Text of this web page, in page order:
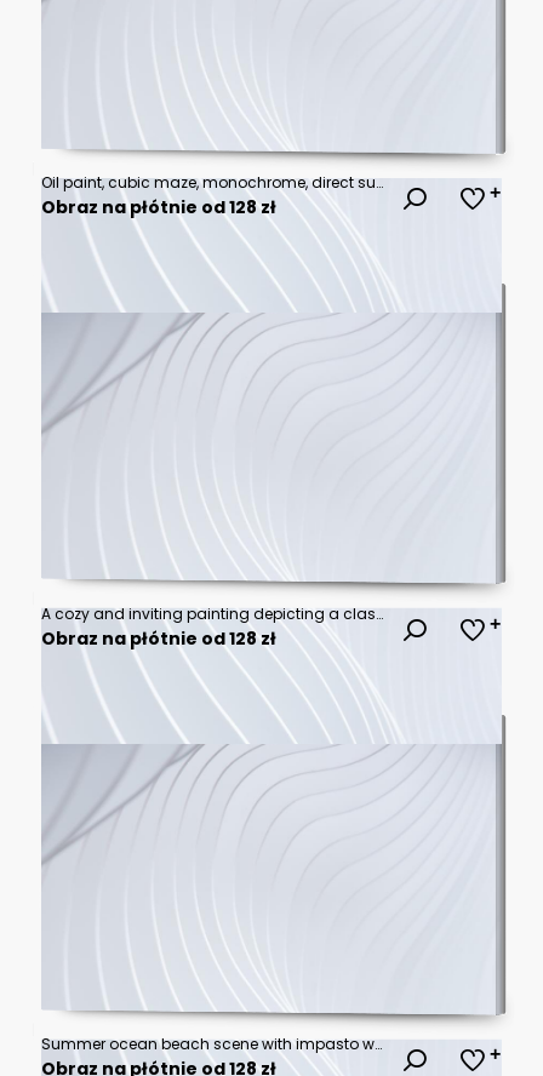
Oil paint, cubic maze, monochrome, direct sunlight, wide angle, sharp edges.
Obraz na płótnie od 128 zł
A cozy and inviting painting depicting a classic breakfast scene with coffee and a croissant on a warm background
Obraz na płótnie od 128 zł
Summer ocean beach scene with impasto waves and sunset
Obraz na płótnie od 128 zł